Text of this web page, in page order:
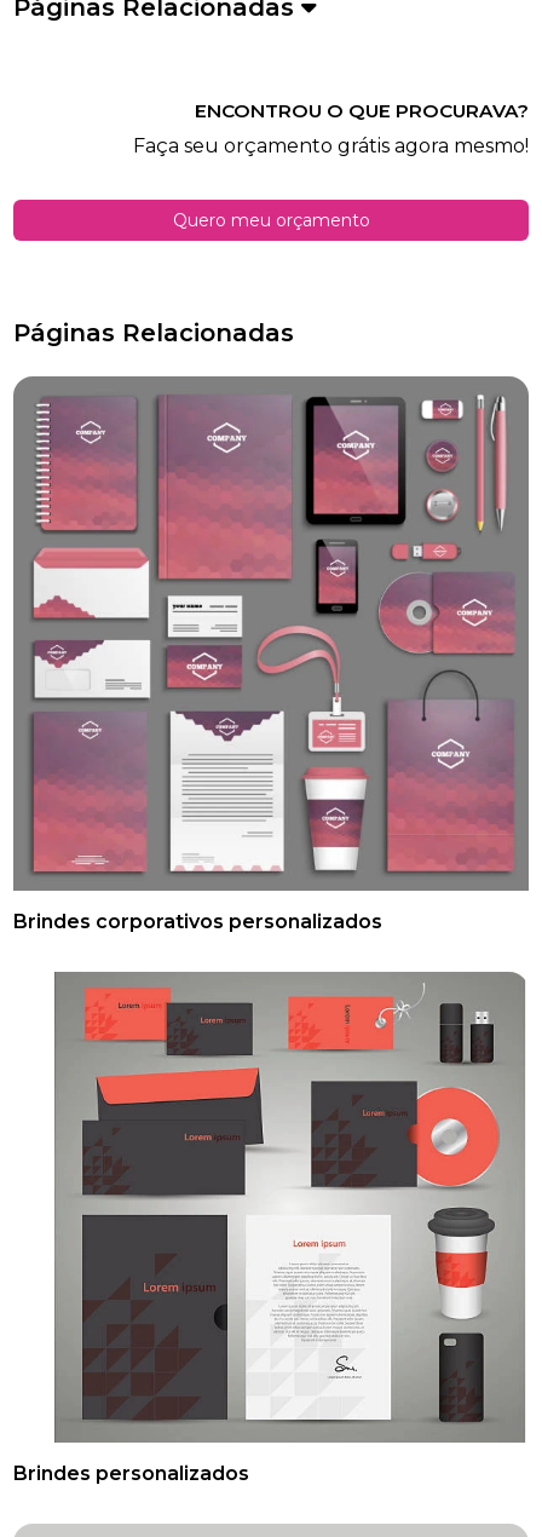
Páginas Relacionadas
ENCONTROU O QUE PROCURAVA?
Faça seu orçamento grátis agora mesmo!
Quero meu orçamento
Páginas Relacionadas
Brindes corporativos personalizados
Brindes personalizados